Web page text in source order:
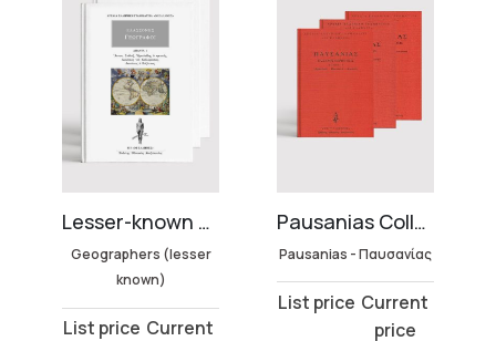
Lesser-known Geographers Collection (3 volumes)
Geographers (lesser
known)
Original
Current
Pausanias Collection – Hardbound (3 volumes)
Pausanias - Παυσανίας
Original
Current